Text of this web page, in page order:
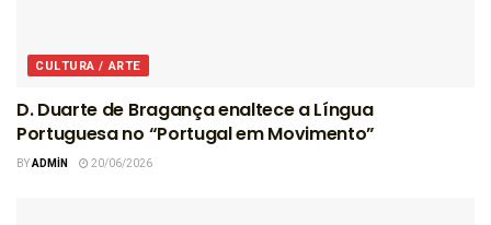
CULTURA / ARTE
D. Duarte de Bragança enaltece a Língua
Portuguesa no “Portugal em Movimento”
BYADMIN 20/06/2026